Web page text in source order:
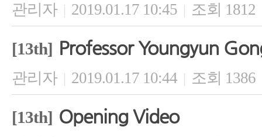
관리자 | 2019.01.17 10:45 | 조회 1812
[13th] Professor Youngyun
관리자 | 2019.01.17 10:44 | 조회 1386
[13th] Opening Video